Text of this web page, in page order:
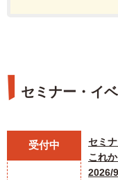
セミナー・イ
受付中
セミ
これ
2026/